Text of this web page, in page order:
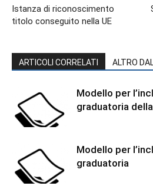
Istanza di riconoscimento
titolo conseguito nella UE
ARTICOLI CORRELATI ALTRO
Modello per
graduatoria
Modello per
graduatoria